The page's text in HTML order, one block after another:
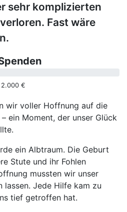
sehr komplizierten
Fast wäre
2.000 €
wir voller Hoffnung auf die
ein Moment, der unser Glück
ein Albtraum. Die Geburt
Stute und ihr Fohlen
mussten wir unser
lassen. Jede Hilfe kam zu
tief getroffen hat.